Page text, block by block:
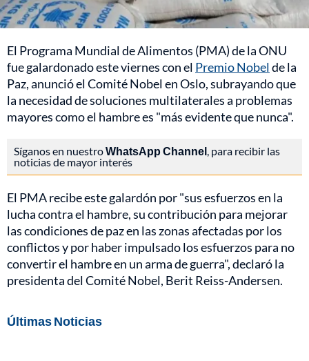
El Programa Mundial de Alimentos (PMA) de la ONU
fue galardonado este viernes con el Premio Nobelde la
Paz, anunció el Comité Nobel en Oslo, subrayando que
la necesidad de soluciones multilaterales a problemas
mayores como el hambre es "más evidente que nunca".
Síganos en nuestroWhatsApp Channel , para recibir las
noticias de mayor interés
El PMA recibe este galardón por "sus esfuerzos en la
lucha contra el hambre, su contribución para mejorar
las condiciones de paz en las zonas afectadas por los
conflictos y por haber impulsado los esfuerzos para no
convertir el hambre en un arma de guerra", declaró la
presidenta del Comité Nobel, Berit Reiss-Andersen.
Últimas Noticias